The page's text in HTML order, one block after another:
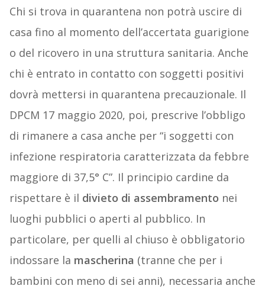
Chi si trova in quarantena non potrà uscire di
casa fino al momento dell’accertata guarigione
o del ricovero in una struttura sanitaria. Anche
chi è entrato in contatto con soggetti positivi
dovrà mettersi in quarantena precauzionale. Il
DPCM 17 maggio 2020, poi, prescrive l’obbligo
di rimanere a casa anche per “i soggetti con
infezione respiratoria caratterizzata da febbre
maggiore di 37,5° C”. Il principio cardine da
rispettare è il divieto di assembramento nei
luoghi pubblici o aperti al pubblico. In
particolare, per quelli al chiuso è obbligatorio
indossare la mascherina (tranne che per i
bambini con meno di sei anni), necessaria anche